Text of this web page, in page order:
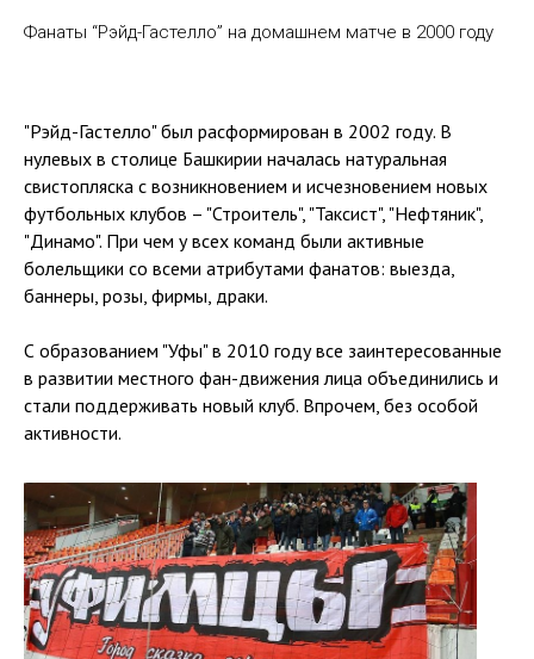
Фанаты “Рэйд-Гастелло” на домашнем матче в 2000 году
"Рэйд-Гастелло" был расформирован в 2002 году. В
нулевых в столице Башкирии началась натуральная
свистопляска с возникновением и исчезновением новых
футбольных клубов – "Строитель", "Таксист", "Нефтяник",
"Динамо". При чем у всех команд были активные
болельщики со всеми атрибутами фанатов: выезда,
баннеры, розы, фирмы, драки.
С образованием "Уфы" в 2010 году все заинтересованные
в развитии местного фан-движения лица объединились и
стали поддерживать новый клуб. Впрочем, без особой
активности.